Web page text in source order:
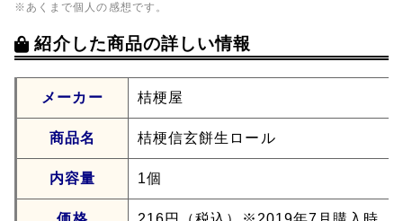
※あくまで個人の感想です。
紹介した商品の詳しい情報
メーカー 桔梗屋
商品名 桔梗信玄餅生ロール
内容量 1個